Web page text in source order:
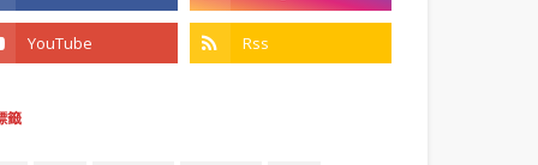
籤